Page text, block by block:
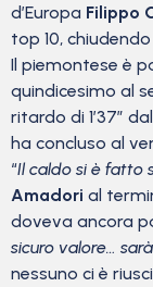
d’Europa Filippo
top 10,
Il piemontese è
quindicesimo al
ritardo di 1’37”
ha concluso al
“Il caldo si è fatto
Amadori al
doveva ancora
sicuro valore…
nessuno ci è